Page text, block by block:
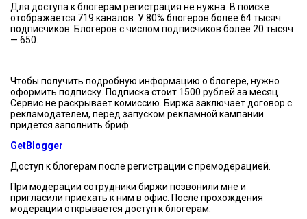
Для доступа к блогерам регистрация не нужна. В поиске
отображается 719 каналов. У 80% блогеров более 64 тысяч
подписчиков. Блогеров с числом подписчиков более 20 тысяч
— 650.
Чтобы получить подробную информацию о блогере, нужно
оформить подписку. Подписка стоит 1500 рублей за месяц.
Сервис не раскрывает комиссию. Биржа заключает договор с
рекламодателем, перед запуском рекламной кампании
придется заполнить бриф.
GetBlogger
Доступ к блогерам после регистрации с премодерацией.
При модерации сотрудники биржи позвонили мне и
пригласили приехать к ним в офис. После прохождения
модерации открывается доступ к блогерам.